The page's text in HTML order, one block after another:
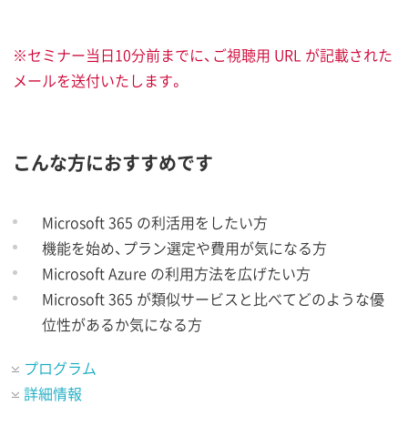
※セミナー当日10分前までに、ご視聴用 URL が記載された
メールを送付いたします。
こんな方におすすめです
Microsoft 365 の利活用をしたい方
機能を始め、プラン選定や費用が気になる方
Microsoft Azure の利用方法を広げたい方
Microsoft 365 が類似サービスと比べてどのような優
位性があるか気になる方
プログラム
詳細情報